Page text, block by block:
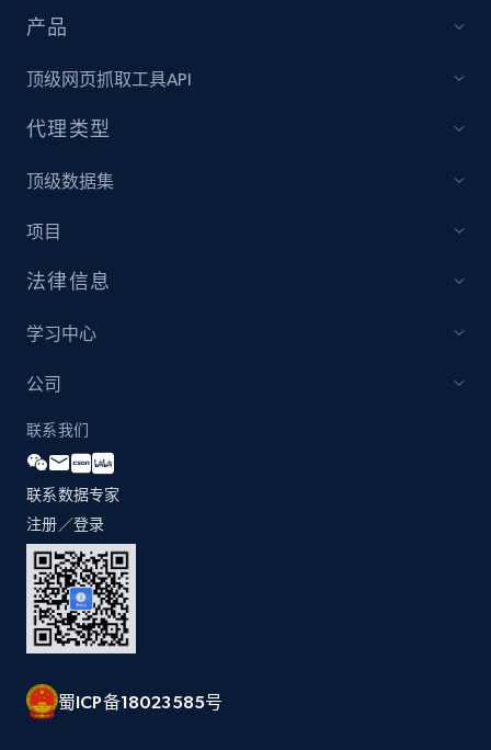
Target - Discover products by specified
UPC
Rating, Reviews count, Initial price, Discount,
Currency, Colour code, Colour, Description, and
more.
Zara - Products - discovery by category url
Category id, Product id, Product name, Price,
more.
产品
顶级网页抓取工具API
代理类型
顶级数据集
项目
法律信息
学习中心
公司
联系我们
联系数据专家
注册／登录
蜀ICP备18023585号